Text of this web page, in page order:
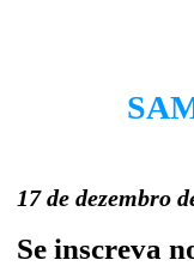
17 de dezembro
Se inscreva